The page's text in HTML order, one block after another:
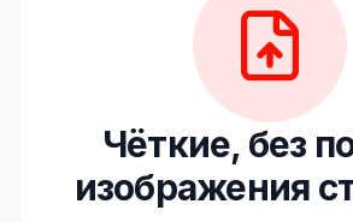
Чёткие, без
изображения